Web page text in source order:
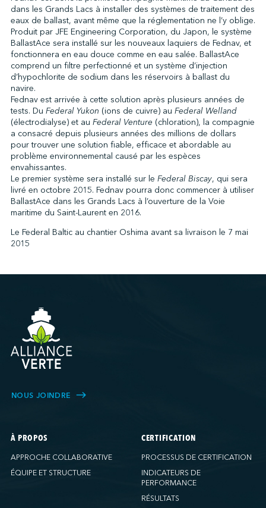
↩︎
dans les Grands Lacs à installer des systèmes de traitement des
eaux de ballast, avant même que la réglementation ne l’y oblige.
Produit par JFE Engineering Corporation, du Japon, le système
BallastAce sera installé sur les nouveaux laquiers de Fednav, et
fonctionnera en eau douce comme en eau salée. BallastAce
comprend un filtre perfectionné et un système d’injection
d’hypochlorite de sodium dans les réservoirs à ballast du
navire.
Fednav est arrivée à cette solution après plusieurs années de
tests. Du Federal Yukon (ions de cuivre) au Federal Welland
(électrodialyse) et au Federal Venture (chloration), la compagnie
a consacré depuis plusieurs années des millions de dollars
pour trouver une solution fiable, efficace et abordable au
problème environnemental causé par les espèces
envahissantes.
Le premier système sera installé sur le Federal Biscay, qui sera
livré en octobre 2015. Fednav pourra donc commencer à utiliser
BallastAce dans les Grands Lacs à l’ouverture de la Voie
maritime du Saint-Laurent en 2016.
Le Federal Baltic au chantier Oshima avant sa livraison le 7 mai
2015
NOUS JOINDRE
À PROPOS
APPROCHE COLLABORATIVE
ÉQUIPE ET STRUCTURE
CERTIFICATION
PROCESSUS DE CERTIFICATION
INDICATEURS DE
PERFORMANCE
RÉSULTATS